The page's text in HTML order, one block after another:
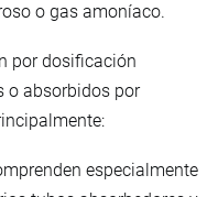
o gas amoníaco.
por dosificación
o absorbidos por
especialmente